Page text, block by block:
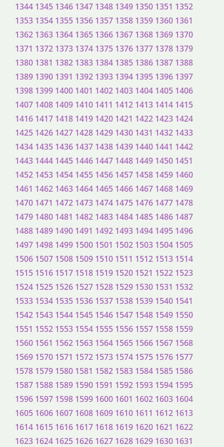
1344 1345 1346 1347 1348 1349 1350 1351 1352
1353 1354 1355 1356 1357 1358 1359 1360 1361
1362 1363 1364 1365 1366 1367 1368 1369 1370
1371 1372 1373 1374 1375 1376 1377 1378 1379
1380 1381 1382 1383 1384 1385 1386 1387 1388
1389 1390 1391 1392 1393 1394 1395 1396 1397
1398 1399 1400 1401 1402 1403 1404 1405 1406
1407 1408 1409 1410 1411 1412 1413 1414 1415
1416 1417 1418 1419 1420 1421 1422 1423 1424
1425 1426 1427 1428 1429 1430 1431 1432 1433
1434 1435 1436 1437 1438 1439 1440 1441 1442
1443 1444 1445 1446 1447 1448 1449 1450 1451
1452 1453 1454 1455 1456 1457 1458 1459 1460
1461 1462 1463 1464 1465 1466 1467 1468 1469
1470 1471 1472 1473 1474 1475 1476 1477 1478
1479 1480 1481 1482 1483 1484 1485 1486 1487
1488 1489 1490 1491 1492 1493 1494 1495 1496
1497 1498 1499 1500 1501 1502 1503 1504 1505
1506 1507 1508 1509 1510 1511 1512 1513 1514
1515 1516 1517 1518 1519 1520 1521 1522 1523
1524 1525 1526 1527 1528 1529 1530 1531 1532
1533 1534 1535 1536 1537 1538 1539 1540 1541
1542 1543 1544 1545 1546 1547 1548 1549 1550
1551 1552 1553 1554 1555 1556 1557 1558 1559
1560 1561 1562 1563 1564 1565 1566 1567 1568
1569 1570 1571 1572 1573 1574 1575 1576 1577
1578 1579 1580 1581 1582 1583 1584 1585 1586
1587 1588 1589 1590 1591 1592 1593 1594 1595
1596 1597 1598 1599 1600 1601 1602 1603 1604
1605 1606 1607 1608 1609 1610 1611 1612 1613
1614 1615 1616 1617 1618 1619 1620 1621 1622
1623 1624 1625 1626 1627 1628 1629 1630 1631